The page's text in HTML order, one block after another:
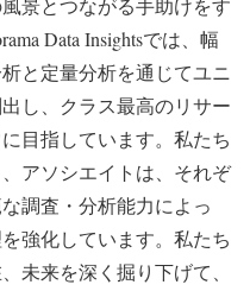
景とつながる手助けをす
Data Insightsでは、幅
と定量分析を通じてユニ
し、クラス最高のリサー
目指しています。私たち
アソシエイトは、それぞ
調査・分析能力によっ
強化しています。私たち
未来を深く掘り下げて、